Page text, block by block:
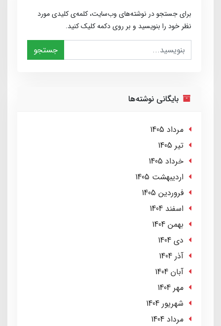
برای جستجو در نوشته‌های وب‌سایت، کلمه‌ی کلیدی مورد
نظر خود را بنویسید و بر روی دکمه کلیک کنید.
جستجو
بایگانی نوشته‌ها
مرداد 1405
تير 1405
خرداد 1405
ارديبهشت 1405
فروردین 1405
اسفند 1404
بهمن 1404
دی 1404
آذر 1404
آبان 1404
مهر 1404
شهریور 1404
مرداد 1404